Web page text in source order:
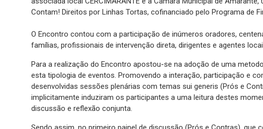
Contam! Direitos por Linhas Tortas, cofinanciado pelo Programa de
O Encontro contou com a participação de inúmeros oradores,
famílias, profissionais de intervenção direta, dirigentes e agentes
Para a realização do Encontro apostou-se na adoção de uma
esta tipologia de eventos. Promovendo a interação, participação e
desenvolvidas sessões plenárias com temas sui generis (Prós e
implicitamente induziram os participantes a uma leitura destes
discussão e reflexão conjunta.